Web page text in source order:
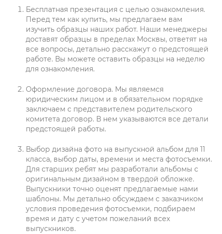
Бесплатная презентация с целью ознакомления.
Перед тем как купить, мы предлагаем вам
изучить образцы наших работ. Наши менеджеры
доставят образцы в пределах Москвы, ответят на
все вопросы, детально расскажут о предстоящей
работе. Вы можете оставить образцы на неделю
для ознакомления.
Оформление договора. Мы являемся
юридическим лицом и в обязательном порядке
заключаем с представителем родительского
комитета договор. В нем указываются все детали
предстоящей работы.
Выбор дизайна фото на выпускной альбом для 11
класса, выбор даты, времени и места фотосъемки.
Для старших ребят мы разработали альбомы с
оригинальным дизайном в твердой обложке.
Выпускники точно оценят предлагаемые нами
шаблоны. Мы детально обсуждаем с заказчиком
условия проведения фотосъемки, подбираем
время и дату с учетом пожеланий всех
выпускников.